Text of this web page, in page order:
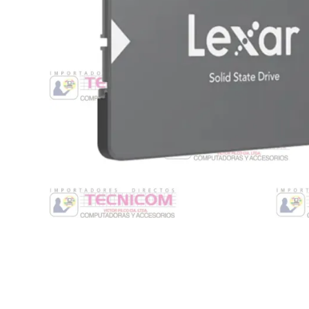
Suministros de Impresión
Punto de Venta
Protección Eléctrica
Software